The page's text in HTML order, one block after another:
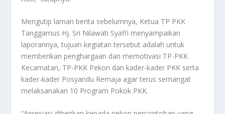
Mengutip laman berita sebelumnya, Ketua TP PKK
Tanggamus Hj. Sri Nilawati Syafi’i menyampaikan
laporannya, tujuan kegiatan tersebut adalah untuk
memberikan penghargaan dan memotivasi TP-PKK
Kecamatan, TP-PKK Pekon dan kader-kader PKK serta
kader-kader Posyandu Remaja agar terus semangat
melaksanakan 10 Program Pokok PKK.